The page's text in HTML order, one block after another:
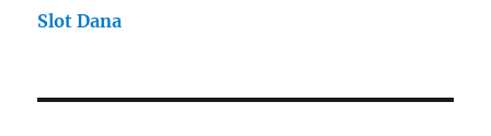
Slot Dana